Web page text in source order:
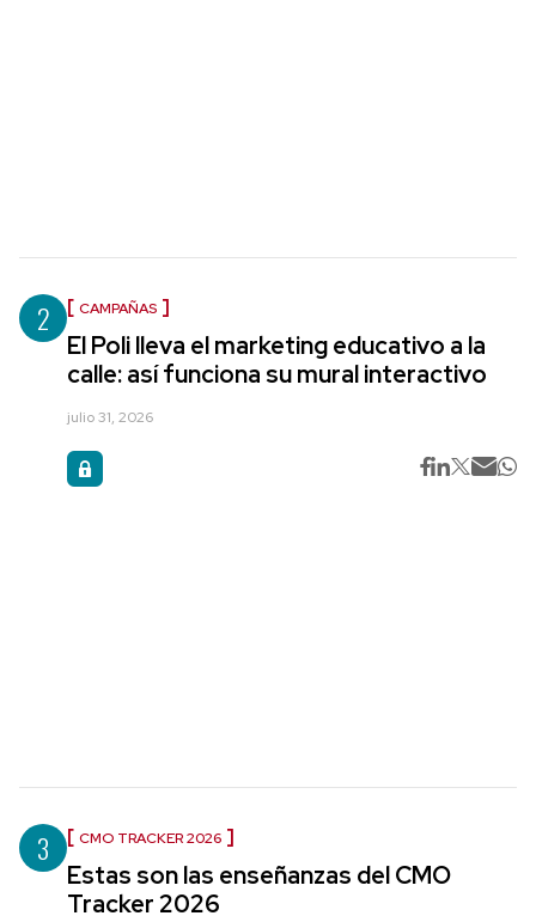
2 CAMPAÑAS
El Poli lleva el marketing educativo a la
calle: así funciona su mural interactivo
julio 31, 2026
3 CMO TRACKER 2026
Estas son las enseñanzas del CMO
Tracker 2026